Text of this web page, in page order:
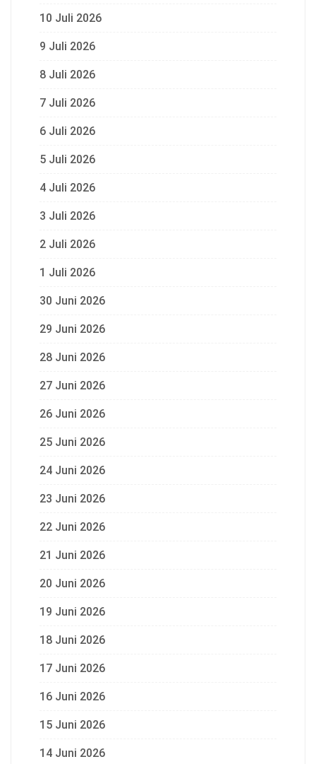
10 Juli 2026
9 Juli 2026
8 Juli 2026
7 Juli 2026
6 Juli 2026
5 Juli 2026
4 Juli 2026
3 Juli 2026
2 Juli 2026
1 Juli 2026
30 Juni 2026
29 Juni 2026
28 Juni 2026
27 Juni 2026
26 Juni 2026
25 Juni 2026
24 Juni 2026
23 Juni 2026
22 Juni 2026
21 Juni 2026
20 Juni 2026
19 Juni 2026
18 Juni 2026
17 Juni 2026
16 Juni 2026
15 Juni 2026
14 Juni 2026